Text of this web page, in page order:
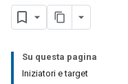
Su questa pagina
Iniziatori e target